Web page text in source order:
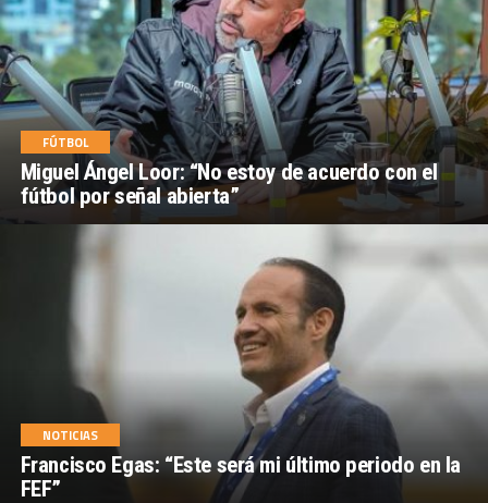
FÚTBOL
Miguel Ángel Loor: “No estoy de acuerdo con el
fútbol por señal abierta”
NOTICIAS
Francisco Egas: “Este será mi último periodo en la
FEF”